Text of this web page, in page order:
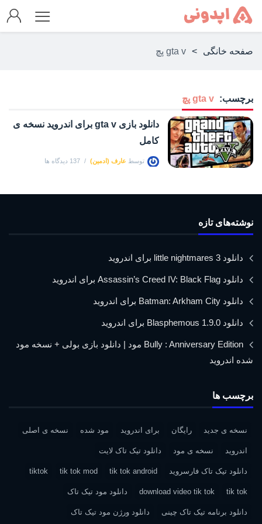
صفحه خانگی > gta v پچ
برچسب: gta v پچ
دانلود بازی gta v برای اندروید نسخه ی
کامل
توسط عارف (ادمین) 137 دیدگاه ها
نوشته‌های تازه
دانلود little nightmares 3 برای اندروید
دانلود Assassin’s Creed IV: Black Flag برای اندروید
دانلود Batman: Arkham City برای اندروید
دانلود Blasphemous 1.9.0 برای اندروید
Bully : Anniversary Edition مود | دانلود بازی بولی + نسخه مود
شده اندروید
برچسب ها
نسخه ی جدید رایگان برای اندروید مود شده نسخه ی اصلی
اندروید نسخه ی مود دانلود تیک تاک لایت
دانلود تیک تاک فارسروید tik tok android
tik tok mod
tiktok
tik tok
download video tik tok دانلود مود تیک تاک
دانلود برنامه تیک تاک چینی دانلود ورژن مود تیک تاک